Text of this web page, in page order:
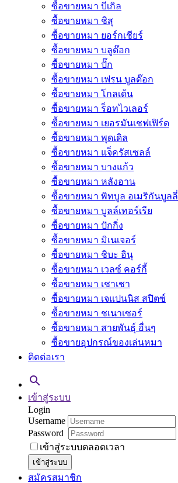
ซื้อขายหมา บีเกิล
ซื้อขายหมา ชิสุ
ซื้อขายหมา ยอร์กเชียร์
ซื้อขายหมา บลูด๊อก
ซื้อขายหมา ปั๊ก
ซื้อขายหมา เฟรน บูลด๊อก
ซื้อขายหมา โกลเด้น
ซื้อขายหมา ร็อทไวเลอร์
ซื้อขายหมา เยอรมันเชฟเฟิร์ด
ซื้อขายหมา พุดเดิล
ซื้อขายหมา แจ็ครัสเซลล์
ซื้อขายหมา บางแก้ว
ซื้อขายหมา หลังอาน
ซื้อขายหมา พิทบูล อเมริกันบูลลี่
ซื้อขายหมา บูลล์เทอร์เรีย
ซื้อขายหมา ปักกิ่ง
ซื้อขายหมา มิเนเจอร์
ซื้อขายหมา ชิบะ อินุ
ซื้อขายหมา เวลซ์ คอร์กี้
ซื้อขายหมา เชาเชา
ซื้อขายหมา เจแปนนิส สปิตซ์
ซื้อขายหมา ชเนาเซอร์
ซื้อขายหมา สายพันธุ์ อื่นๆ
ซื้อขายอุปกรณ์ของเล่นหมา
ติดต่อเรา

เข้าสู่ระบบ
Login
Username
Password
เข้าสู่ระบบตลอดเวลา
เข้าสู่ระบบ
สมัครสมาชิก